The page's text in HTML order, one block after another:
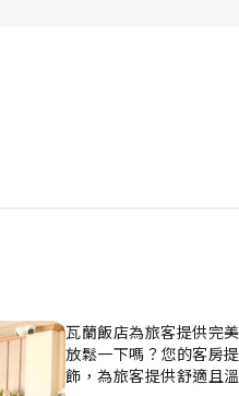
瓦蘭飯店為旅客提供完
放鬆一下嗎？您的客房
飾，為旅客提供舒適且